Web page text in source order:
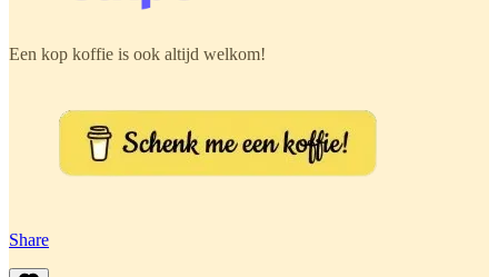
Een kop koffie is ook altijd welkom!
Share